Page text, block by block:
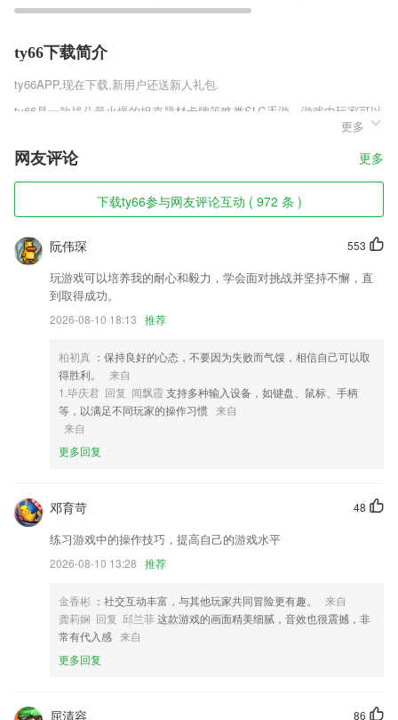
ty66下载简介
ty66APP,现在下载,新用户还送新人礼包.
ty66是一款战斗最火爆的坦克题材卡牌策略类SLG手游，游戏中玩家可以
选择加入三个阵营势力，和同一阵营的玩家携手对抗其他阵营，相互争夺
资源、领土，以及确立世界的霸主将是玩家游戏的主要目的。玩家在游戏
里建造战车工厂、排兵布阵，与其他游戏玩家一决雌雄，争霸这个世界。
1,等你发现： 学习闹钟等超多玩法打开新世界的大门。
2,【免费阅读】所有作品章节免费阅读，无内购不吃土。
3,【IP6LCD冷光源】
4,【专属客服】企业财务有问题?专属客服24h在线解答
5,千万家长和教育工作者密切触摸
6,高效应用微信的分享和群发
ty66软件优势
1.可以自由的选择学习内容，可以帮助孩子轻松在线学习拼音知识
制，运用了神经科技领域的最新成果，配合世界领先的neurosky意念反
单词软件。
3.提供帮助与激发从业者学习与成长的教育培训
4.·随时随地通过手机或PC端观看宝宝实时动向。宝宝更安全，家长更放
5.在线班课，线下课堂——线上课堂无障碍切换，给你更生动的课堂;
6.·首页查看每位优秀讲师的信息，快速了解每位讲师的领域和教学水
ty66更新了什么?
更多
网友评论 更多
下载ty66参与网友评论互动 ( 972 条 )
553
阮伟琛
玩游戏可以培养我的耐心和毅力，学会面对挑战并坚持不懈，直
到取得成功。
2026-08-10 18:13 推荐
柏初真 ：保持良好的心态，不要因为失败而气馁，相信自己可以取
得胜利。
来自
1.毕庆君 回复 闻飘霞支持多种输入设备，如键盘、鼠标、手柄
等，以满足不同玩家的操作习惯 来自
来自
更多回复
48
邓育苛
练习游戏中的操作技巧，提高自己的游戏水平
2026-08-10 13:28 推荐
金香彬 ：社交互动丰富，与其他玩家共同冒险更有趣。
来自
龚莉娴 回复 邱兰菲这款游戏的画面精美细腻，音效也很震撼，非
常有代入感 来自
更多回复
86
屈清容